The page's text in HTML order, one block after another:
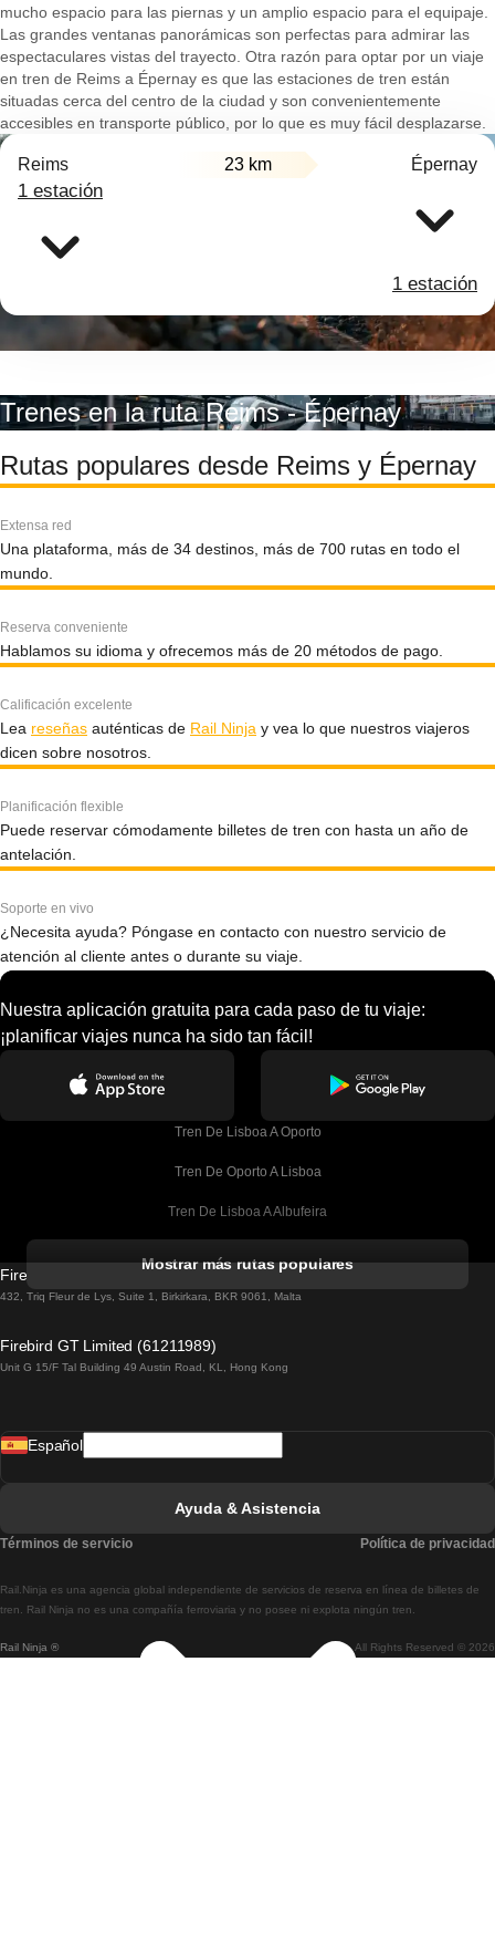
mucho espacio para las piernas y un amplio espacio para el equipaje.
Las grandes ventanas panorámicas son perfectas para admirar las
espectaculares vistas del trayecto. Otra razón para optar por un viaje
en tren de Reims a Épernay es que las estaciones de tren están
situadas cerca del centro de la ciudad y son convenientemente
accesibles en transporte público, por lo que es muy fácil desplazarse.
Reims 23 km Épernay
1 estación
1 estación
Trenes en la ruta Reims - Épernay
Rutas populares desde Reims y Épernay
Extensa red
Una plataforma, más de 34 destinos, más de 700 rutas en todo el
mundo.
Reserva conveniente
Hablamos su idioma y ofrecemos más de 20 métodos de pago.
Calificación excelente
Lea reseñas auténticas de Rail Ninja y vea lo que nuestros viajeros
dicen sobre nosotros.
Planificación flexible
Puede reservar cómodamente billetes de tren con hasta un año de
antelación.
Soporte en vivo
¿Necesita ayuda? Póngase en contacto con nuestro servicio de
atención al cliente antes o durante su viaje.
Nuestra aplicación gratuita para cada paso de tu viaje:
¡planificar viajes nunca ha sido tan fácil!
Tren De Lisboa A Oporto
Tren De Oporto A Lisboa
Tren De Lisboa A Albufeira
Tren De Lisboa A Lagos
Tren De Lisboa A Madrid
Tren De Lisboa A Braga
Tren De Braga A Lisboa
Mostrar más rutas populares
Firebird GT Limited (OC 1451)
432, Triq Fleur de Lys, Suite 1, Birkirkara, BKR 9061, Malta
Firebird GT Limited (61211989)
Unit G 15/F Tal Building 49 Austin Road, KL, Hong Kong
Rail Ninja ® All Rights Reserved © 2026
Rail.Ninja es una agencia global independiente de servicios de reserva en línea de billetes de
tren. Rail Ninja no es una compañía ferroviaria y no posee ni explota ningún tren.
Español
Ayuda & Asistencia
Términos de servicio Política de privacidad